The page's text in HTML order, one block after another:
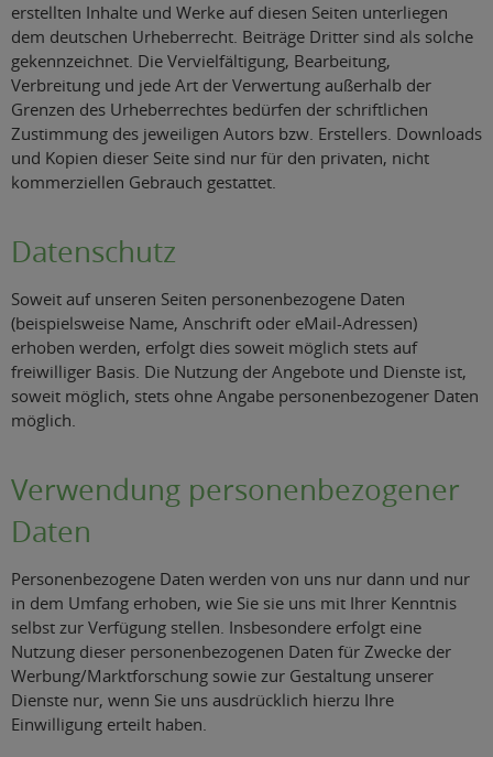
erstellten Inhalte und Werke auf diesen Seiten unterliegen
dem deutschen Urheberrecht. Beiträge Dritter sind als solche
gekennzeichnet. Die Vervielfältigung, Bearbeitung,
Verbreitung und jede Art der Verwertung außerhalb der
Grenzen des Urheberrechtes bedürfen der schriftlichen
Zustimmung des jeweiligen Autors bzw. Erstellers. Downloads
und Kopien dieser Seite sind nur für den privaten, nicht
kommerziellen Gebrauch gestattet.
Datenschutz
Soweit auf unseren Seiten personenbezogene Daten
(beispielsweise Name, Anschrift oder eMail-Adressen)
erhoben werden, erfolgt dies soweit möglich stets auf
freiwilliger Basis. Die Nutzung der Angebote und Dienste ist,
soweit möglich, stets ohne Angabe personenbezogener Daten
möglich.
Verwendung personenbezogener
Daten
Personenbezogene Daten werden von uns nur dann und nur
in dem Umfang erhoben, wie Sie sie uns mit Ihrer Kenntnis
selbst zur Verfügung stellen. Insbesondere erfolgt eine
Nutzung dieser personenbezogenen Daten für Zwecke der
Werbung/Marktforschung sowie zur Gestaltung unserer
Dienste nur, wenn Sie uns ausdrücklich hierzu Ihre
Einwilligung erteilt haben.